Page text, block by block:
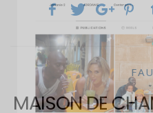
MAISON DE